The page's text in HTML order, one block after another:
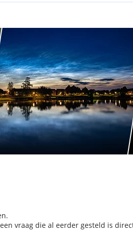
vraag die al eerder gesteld is